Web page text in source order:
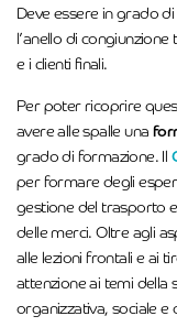
Deve essere in grado
l’anello di
e i clienti finali.
Per poter ricoprire
avere alle spalle una
grado di formazione. Il
per formare degli
gestione del trasporto
delle merci. Oltre agli
alle lezioni frontali e ai
attenzione ai temi della
organizzativa, sociale e